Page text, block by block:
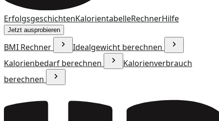
ErfolgsgeschichtenKalorientabelleRechnerHilfe
Jetzt ausprobieren
BMI Rechner
Idealgewicht berechnen
Kalorienbedarf berechnen
Kalorienverbrauch
berechnen